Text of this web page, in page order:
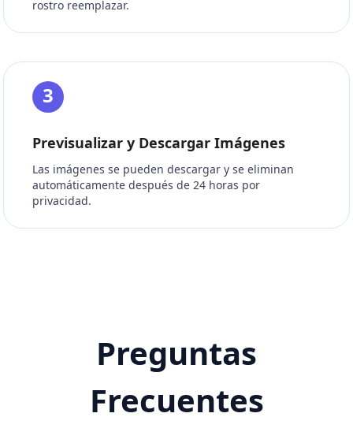
rostro reemplazar.
3
Previsualizar y Descargar Imágenes
Las imágenes se pueden descargar y se eliminan
automáticamente después de 24 horas por
privacidad.
Preguntas
Frecuentes